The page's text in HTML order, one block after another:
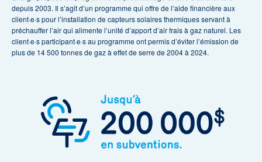
depuis 2003. Il s’agit d’un programme qui offre de l’aide financière aux
client·e·s pour l’installation de capteurs solaires thermiques servant à
préchauffer l’air qui alimente l’unité d’apport d’air frais à gaz naturel. Les
client·e·s participant·e·s au programme ont permis d’éviter l’émission de
plus de 14 500 tonnes de gaz à effet de serre de 2004 à 2024.